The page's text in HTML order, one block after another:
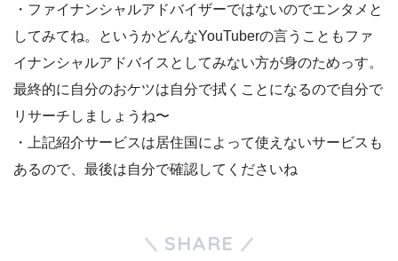
・ファイナンシャルアドバイザーではないのでエンタメと
してみてね。というかどんなYouTuberの言うこともファ
イナンシャルアドバイスとしてみない方が身のためっす。
最終的に自分のおケツは自分で拭くことになるので自分で
リサーチしましょうね〜
・上記紹介サービスは居住国によって使えないサービスも
あるので、最後は自分で確認してくださいね
SHARE